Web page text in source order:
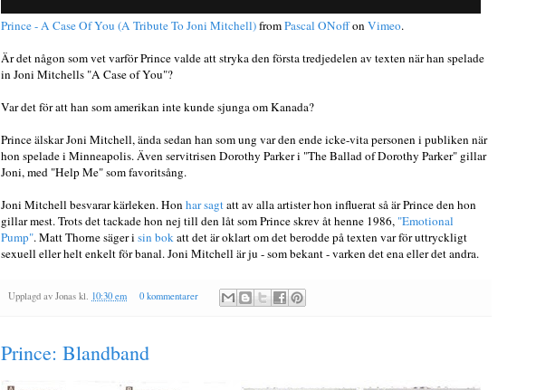
Prince - A Case Of You (A Tribute To Joni Mitchell)fromPascal ONoffonVimeo.
Är det någon som vet varför Prince valde att stryka den första tredjedelen av texten när han spelade
in Joni Mitchells "A Case of You"?
Var det för att han som amerikan inte kunde sjunga om Kanada?
Prince älskar Joni Mitchell, ända sedan han som ung var den ende icke-vita personen i publiken när
hon spelade i Minneapolis. Även servitrisen Dorothy Parker i "The Ballad of Dorothy Parker" gillar
Joni, med "Help Me" som favoritsång.
Joni Mitchell besvarar kärleken. Honhar sagtatt av alla artister hon influerat så är Prince den hon
gillar mest. Trots det tackade hon nej till den låt som Prince skrev åt henne 1986, "Emotional
Pump". Matt Thorne säger i sin bokatt det är oklart om det berodde på texten var för uttryckligt
sexuell eller helt enkelt för banal. Joni Mitchell är ju - som bekant - varken det ena eller det andra.
Upplagd av Jonas kl. 10:30 em 0 kommentarer
Prince: Blandband